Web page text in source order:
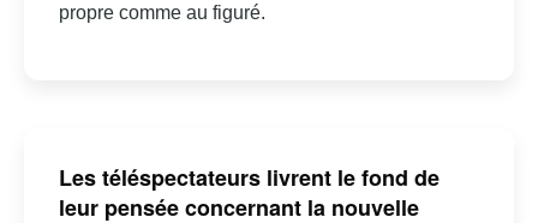
propre comme au figuré.
Les téléspectateurs livrent le fond de
leur pensée concernant la nouvelle